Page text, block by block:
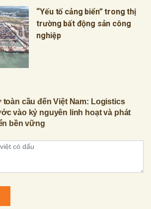
“Yếu tố cảng biển” trong thị
trường bất động sản công
nghiệp
toàn cầu đến Việt Nam: Logistics
vào kỷ nguyên linh hoạt và phát
bền vững